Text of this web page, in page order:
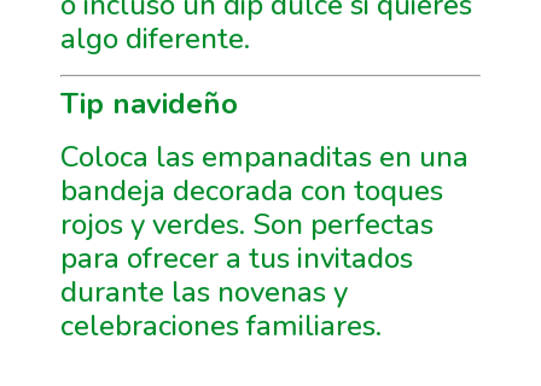
algo diferente.
Tip navideño
Coloca las empanaditas en una
bandeja decorada con toques
rojos y verdes. Son perfectas
para ofrecer a tus invitados
durante las novenas y
celebraciones familiares.